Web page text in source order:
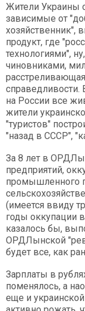
Жители Украины
зависимые от
хозяйственник",
продукт, где
технологиями",
чиновниками,
справедливости.
на России все
жители
"туристов"
"назад в СССР",
За 8 лет в
предприятий,
промышленного
(имеется ввиду
годы оккупации
казалось бы,
ОРДЛынской
будет все, как
Зарплаты в
поменялось, а
еще и